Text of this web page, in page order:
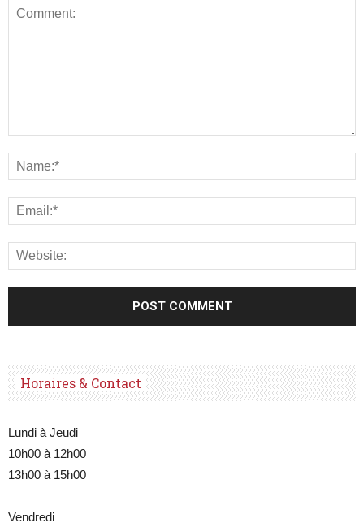
Horaires & Contact
Lundi à Jeudi
10h00 à 12h00
13h00 à 15h00
Vendredi